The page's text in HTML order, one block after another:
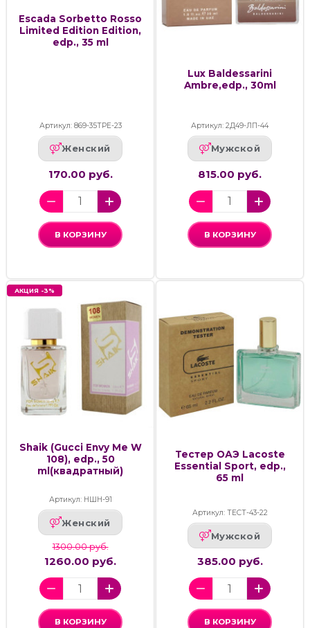
Escada Sorbetto Rosso
Limited Edition Edition,
edp., 35 ml
Артикул: 869-35ТРЕ-23
Женский
170.00 руб.
В КОРЗИНУ
Lux Baldessarini
Ambre,edp., 30ml
Артикул: 2Д49-ЛП-44
Мужской
815.00 руб.
В КОРЗИНУ
АКЦИЯ -3%
Shaik (Gucci Envy Me W
108), edp., 50
ml(квадратный)
Артикул: НШН-91
Женский
1300.00 руб.
1260.00 руб.
В КОРЗИНУ
Тестер ОАЭ Lacoste
Essential Sport, edp.,
65 ml
Артикул: ТЕСТ-43-22
Мужской
385.00 руб.
В КОРЗИНУ